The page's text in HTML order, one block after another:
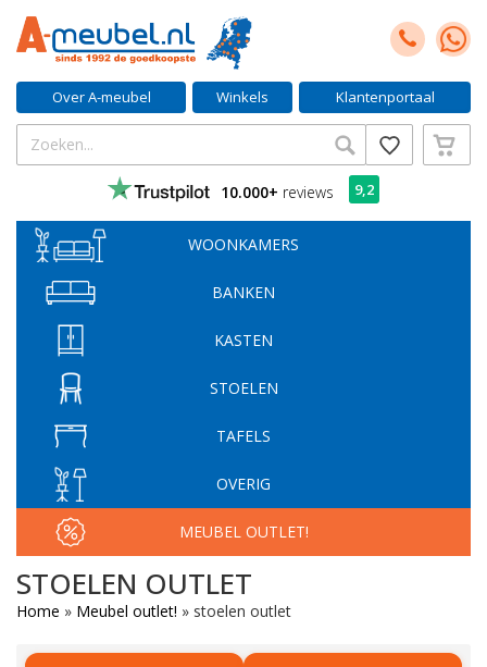
Over A-meubel Winkels Klantenportaal
10.000+ reviews 9,2
WOONKAMERS
BANKEN
KASTEN
STOELEN
TAFELS
OVERIG
MEUBEL OUTLET!
STOELEN OUTLET
Home » Meubel outlet! » stoelen outlet